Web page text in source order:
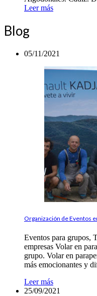
Leer más
Blog
05/11/2021
Organización de Eventos
Eventos para grupos,
empresas Volar en
grupo. Volar en
más emocionantes y
Leer más
25/09/2021